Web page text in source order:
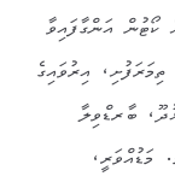
އަންގާފައިވާ
އިރުވައިގެ
ކަނދޮޅުދޫ، ބާރޑްވިލާ
މ. މަޑުއްވަރީ،